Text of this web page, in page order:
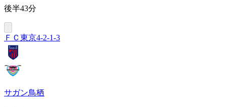
後半43分
ＦＣ東京4-2-1-3
サガン鳥栖